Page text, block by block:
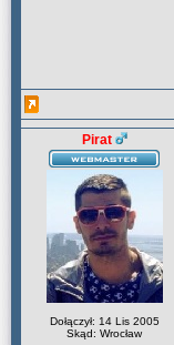
Pirat
Dołączył: 14 Lis 2005
Skąd: Wrocław